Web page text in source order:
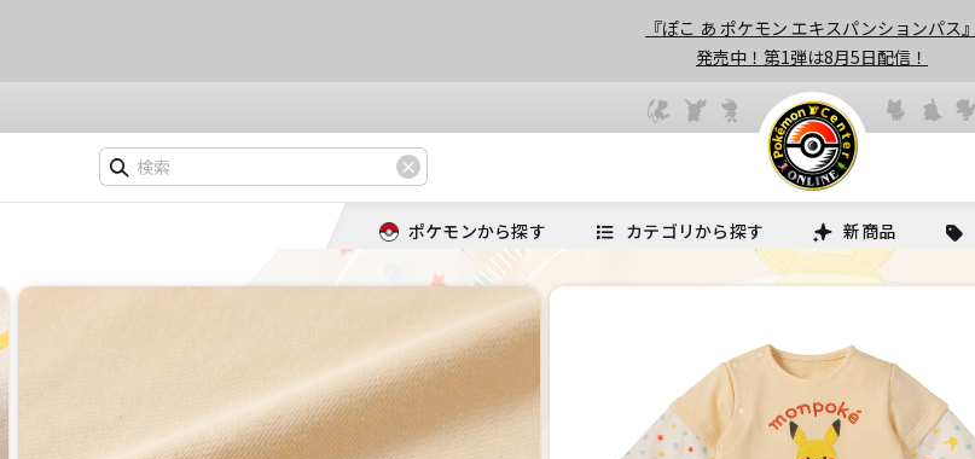
『ぽこ あ ポケモン エキスパンションパス』
発売中！第1弾は8月5日配信！
ポケモンから探す カテゴリから探す 新商品